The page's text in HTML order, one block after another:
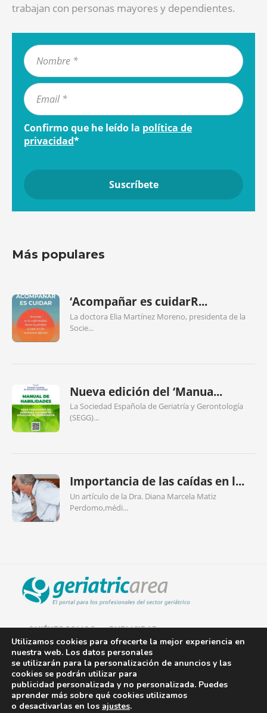
trabajan con personas mayores y dependientes.
Confirmo que he leído la política de
privacidad*
Más populares
‘Acompañar es cuidarR...
La doctora Elia Martínez Moreno, presidenta de la
Socie...
Nueva edición del ‘Manua...
La Sociedad Española de Geriatría y Gerontología
(SEGG)...
Importancia de las caídas en l...
Un artículo de la Dra. Diana Marcela Matiz
Perdomo,médi...
QUIÉNES SOMOS PUBLICIDAD
AVISO LEGAL
POLÍTICA DE COOKIES
POLÍTICA DE PRIVACIDAD
Utilizamos cookies para ofrecerte la mejor experiencia en
nuestra web. Los datos personales
se utilizarán para la personalización de anuncios y las
cookies se podrán utilizar para
publicidad personalizada y no personalizada. Puedes
aprender más sobre qué cookies utilizamos
o desactivarlas en los ajustes.